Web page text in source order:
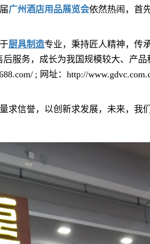
广州酒店用品展览会依然热闹，首
厨具制造专业，秉持匠人精神，传
服务， 成长为我国规模较大、产
; 网址： http://
求信誉，以创新求发展，未来，我